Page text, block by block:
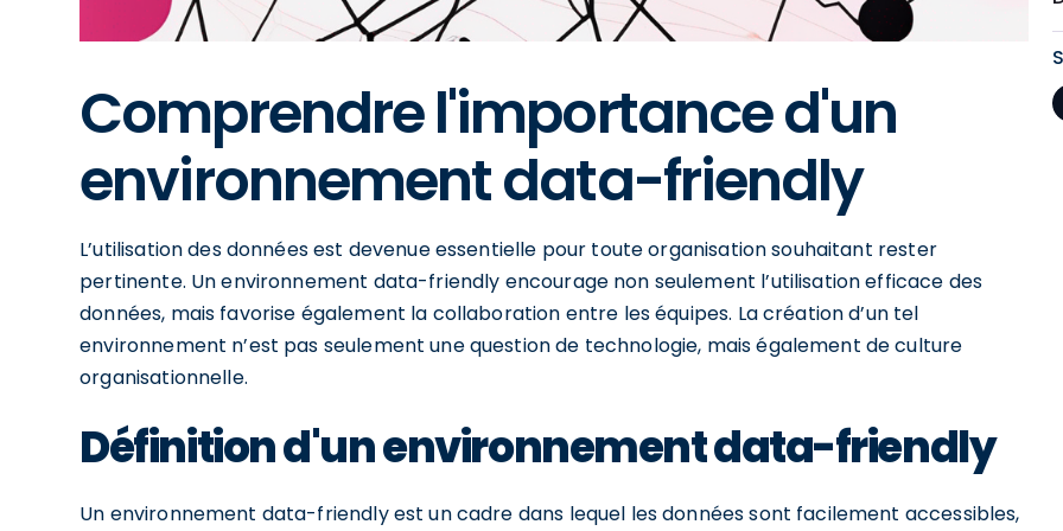
Comprendre l'importance d'un
environnement data-friendly
L’utilisation des données est devenue essentielle pour toute organisation souhaitant rester
pertinente. Un environnement data-friendly encourage non seulement l’utilisation efficace des
données, mais favorise également la collaboration entre les équipes. La création d’un tel
environnement n’est pas seulement une question de technologie, mais également de culture
organisationnelle.
Définition d'un environnement data-friendly
Un environnement data-friendly est un cadre dans lequel les données sont facilement accessibles,